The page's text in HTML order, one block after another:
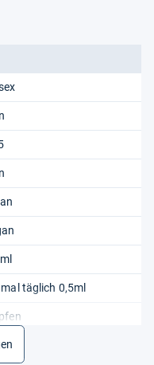
täglich 0,5ml
bei Erkältung